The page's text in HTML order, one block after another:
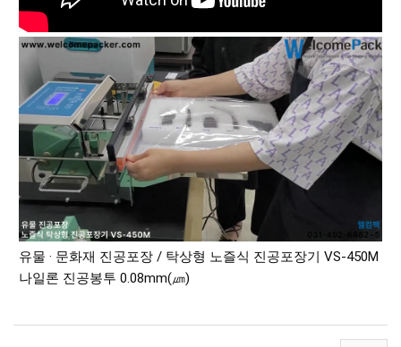
유물 · 문화재 진공포장 / 탁상형 노즐식 진공포장기 VS-450M
나일론 진공봉투 0.08mm(㎛)